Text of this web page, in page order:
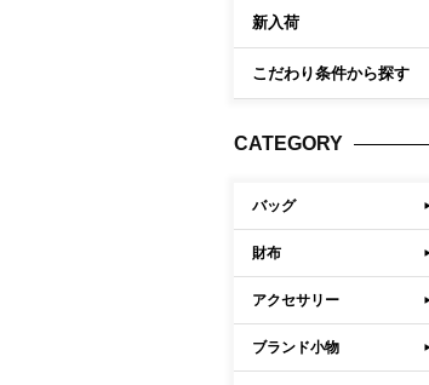
新入荷
こだわり条件から探す
CATEGORY
バッグ
財布
アクセサリー
ブランド小物